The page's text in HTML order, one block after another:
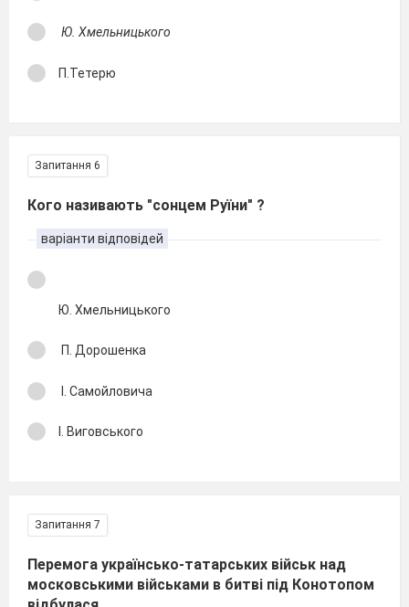
Ю. Хмельницького
П.Тетерю
Запитання 6
Кого називають "сонцем Руїни" ?
варіанти відповідей
Ю. Хмельницького
П. Дорошенка
І. Самойловича
І. Виговського
Запитання 7
Перемога українсько-татарських військ над
московськими військами в битві під Конотопом